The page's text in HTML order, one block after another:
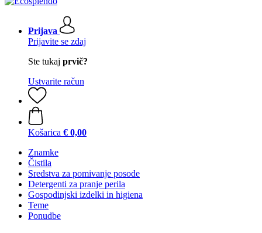
Prijava
Prijavite se zdaj
Ste tukaj prvič?
Ustvarite račun
Košarica € 0,00
Znamke
Čistila
Sredstva za pomivanje posode
Detergenti za pranje perila
Gospodinjski izdelki in higiena
Teme
Ponudbe